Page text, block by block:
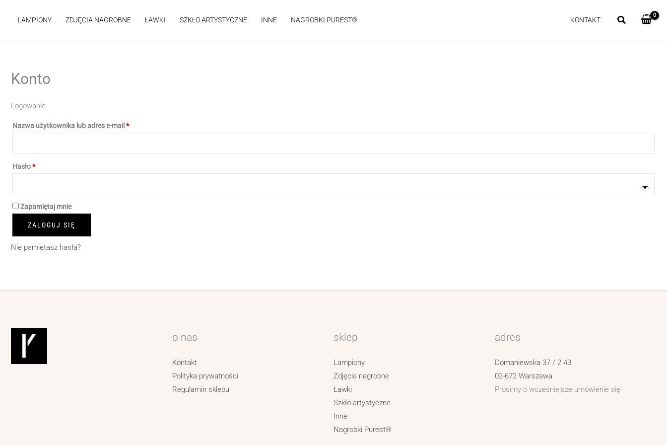
LAMPIONY ZDJĘCIA NAGROBNE ŁAWKI SZKŁO ARTYSTYCZNE INNE NAGROBKI PUREST® KONTAKT
Konto
Logowanie
Nazwa użytkownika lub adres e-mail *Wymagane
Hasło*Wymagane
Zapamiętaj mnie
ZALOGUJ SIĘ
Nie pamiętasz hasła?
o nas
Kontakt
Polityka prywatności
Regulamin sklepu
sklep
Lampiony
Zdjęcia nagrobne
Ławki
Szkło artystyczne
Inne
Nagrobki Purest®
adres
Domaniewska 37 / 2.43
02-672 Warszawa
Prosimy o wcześniejsze umówienie się